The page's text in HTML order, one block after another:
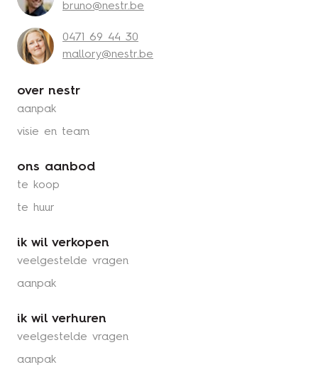
bruno@nestr.be
0471 69 44 30
mallory@nestr.be
over nestr
aanpak
visie en team
ons aanbod
te koop
te huur
ik wil verkopen
veelgestelde vragen
aanpak
ik wil verhuren
veelgestelde vragen
aanpak